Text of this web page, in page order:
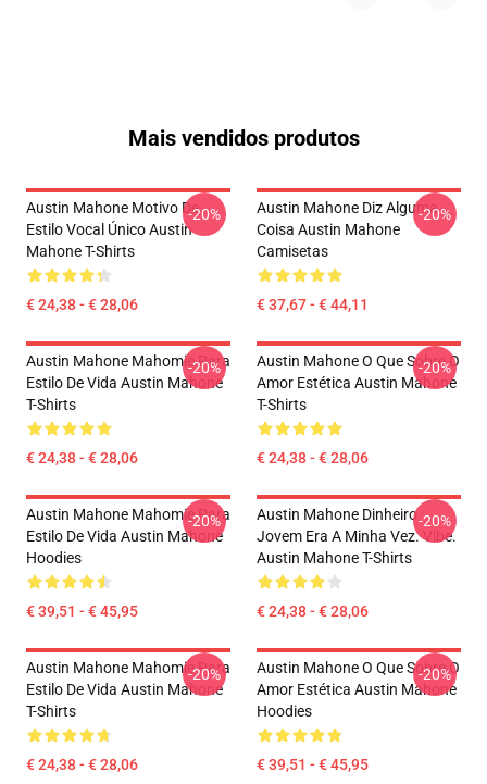
Mais vendidos produtos
Austin Mahone Motivo De
Estilo Vocal Único Austin
Mahone T-Shirts
€ 24,38 - € 28,06
-20%
Austin Mahone Diz Alguma
Coisa Austin Mahone
Camisetas
€ 37,67 - € 44,11
-20%
Austin Mahone Mahomie Para
Estilo De Vida Austin Mahone
T-Shirts
€ 24,38 - € 28,06
-20%
Austin Mahone O Que Sobre O
Amor Estética Austin Mahone
T-Shirts
€ 24,38 - € 28,06
-20%
Austin Mahone Mahomie Para
Estilo De Vida Austin Mahone
Hoodies
€ 39,51 - € 45,95
-20%
Austin Mahone Dinheiro
Jovem Era A Minha Vez. Vibe.
Austin Mahone T-Shirts
€ 24,38 - € 28,06
-20%
Austin Mahone Mahomie Para
Estilo De Vida Austin Mahone
T-Shirts
€ 24,38 - € 28,06
-20%
Austin Mahone O Que Sobre O
Amor Estética Austin Mahone
Hoodies
€ 39,51 - € 45,95
-20%